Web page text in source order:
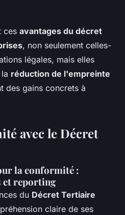
ces avantages du décret
, non seulement celles-
légales, mais elles
réduction de l'empreinte
des gains concrets à
avec le Décret
la conformité :
et reporting
du Décret Tertiaire
claire de ses